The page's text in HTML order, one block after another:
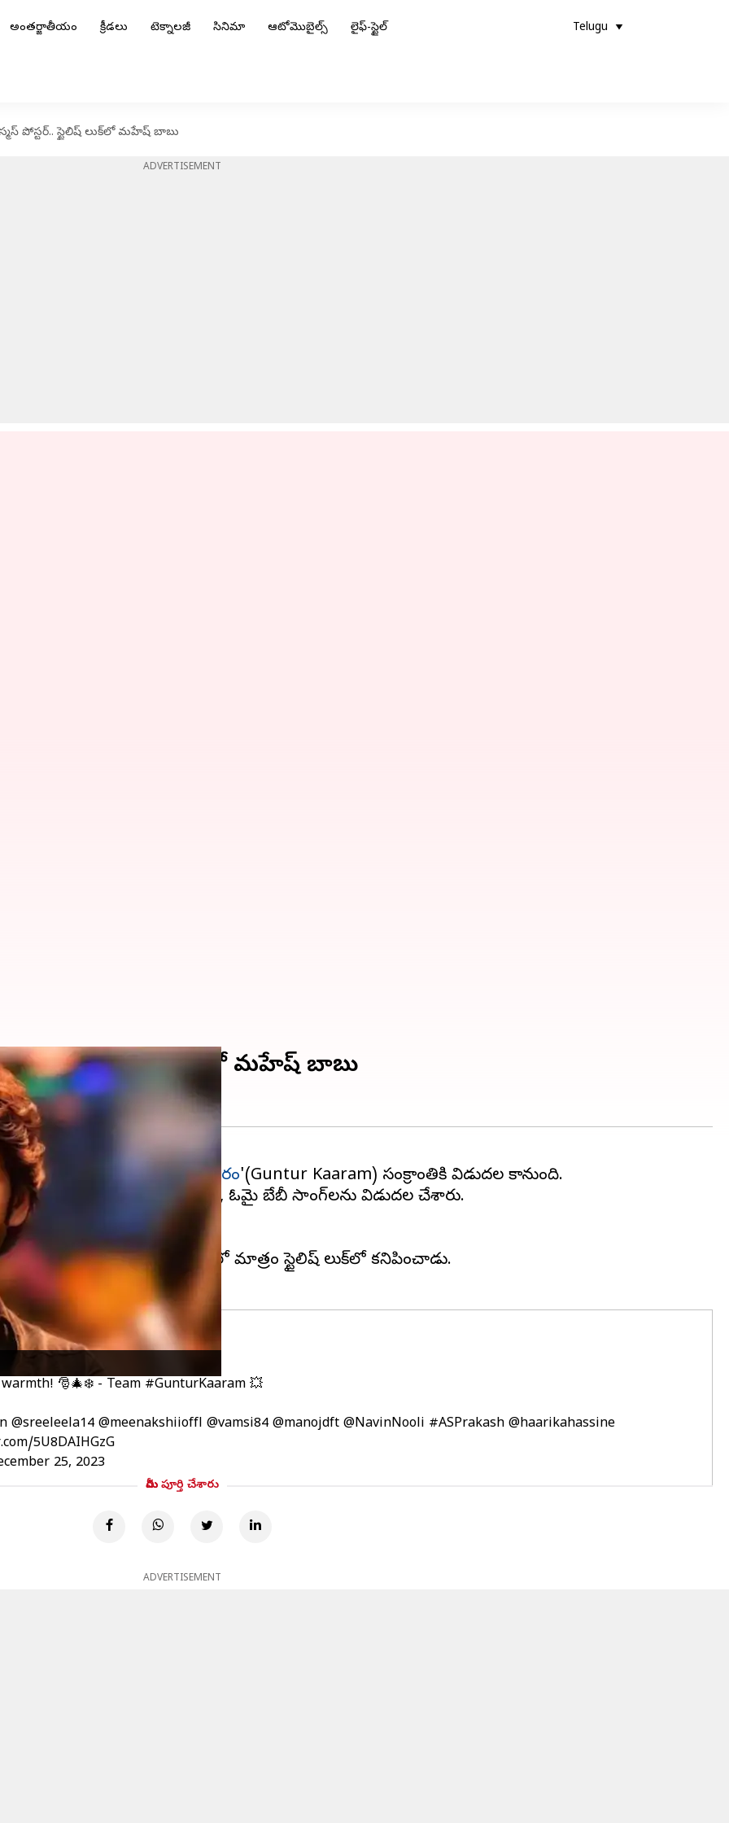
అంతర్జాతీయం క్రీడలు టెక్నాలజీ సినిమా ఆటోమొబైల్స్ లైఫ్-స్టైల్ Telugu
పోస్టర్.. స్టైలిష్ లుక్‌లో మహేష్ బాబు
ADVERTISEMENT
పోస్టర్.. స్టైలిష్ లుక్‌లో మహేష్ బాబు
లేటెస్ట్ మూవీ 'గుంటూరు కారం'(Guntur Kaaram) సంక్రాంతికి విడుదల కానుంది.
నుంచి దమ్ మసాలా బిర్యాని, ఓమై బేబీ సాంగ్‌లను విడుదల చేశారు.
చేశారు.
మహేష్ బాబు ఈ పోస్టర్‌లో మాత్రం స్టైలిష్ లుక్‌లో కనిపించాడు.
🎅🎄❄️ - Team #GunturKaaram 💥
@sreeleela14 @meenakshiioffl @vamsi84 @manojdft @NavinNooli #ASPrakash @haarikahassine
5U8DAIHGzG
25, 2023
మీరు పూర్తి చేశారు
ADVERTISEMENT